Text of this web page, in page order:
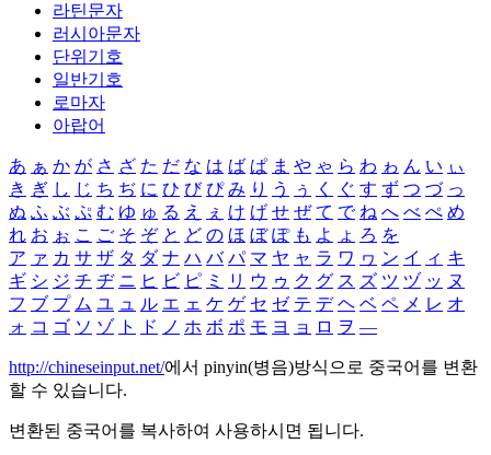
라틴문자
러시아문자
단위기호
일반기호
로마자
아랍어
あ ぁ か が さ ざ た だ な は ば ぱ ま や ゃ ら わ ゎ ん い ぃ
き ぎ し じ ち ぢ に ひ び ぴ み り う ぅ く ぐ す ず つ づ っ
ぬ ふ ぶ ぷ む ゆ ゅ る え ぇ け げ せ ぜ て で ね へ べ ぺ め
れ お ぉ こ ご そ ぞ と ど の ほ ぼ ぽ も よ ょ ろ を
ア ァ カ サ ザ タ ダ ナ ハ バ パ マ ヤ ャ ラ ワ ヮ ン イ ィ キ
ギ シ ジ チ ヂ ニ ヒ ビ ピ ミ リ ウ ゥ ク グ ス ズ ツ ヅ ッ ヌ
フ ブ プ ム ユ ュ ル エ ェ ケ ゲ セ ゼ テ デ ヘ ベ ペ メ レ オ
ォ コ ゴ ソ ゾ ト ド ノ ホ ボ ポ モ ヨ ョ ロ ヲ ―
http://chineseinput.net/에서 pinyin(병음)방식으로 중국어를 변환
할 수 있습니다.
변환된 중국어를 복사하여 사용하시면 됩니다.